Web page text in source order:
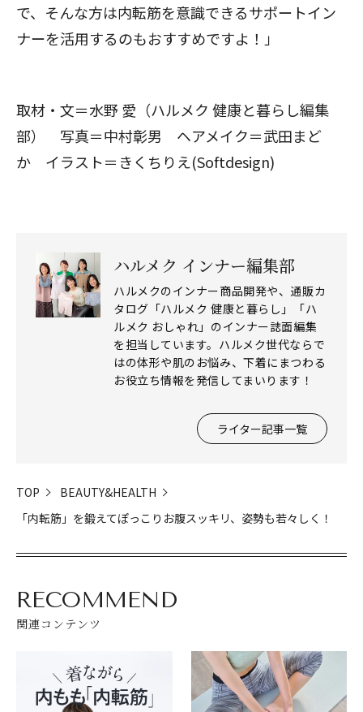
で、そんな方は内転筋を意識できるサポートイン
ナーを活用するのもおすすめですよ！」
取材・文＝水野 愛（ハルメク 健康と暮らし編集
部） 写真＝中村彰男 ヘアメイク＝武田まど
か イラスト＝きくちりえ(Softdesign)
ハルメク インナー編集部
ハルメクのインナー商品開発や、通販カ
タログ「ハルメク 健康と暮らし」「ハ
ルメク おしゃれ」のインナー誌面編集
を担当しています。ハルメク世代ならで
はの体形や肌のお悩み、下着にまつわる
お役立ち情報を発信してまいります！
ライター記事一覧
TOP
BEAUTY&HEALTH
「内転筋」を鍛えてぽっこりお腹スッキリ、姿勢も若々しく！
RECOMMEND
関連コンテンツ